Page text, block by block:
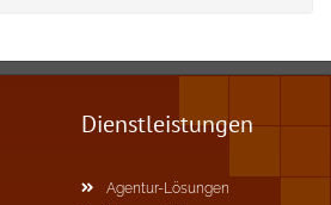
Dienstleistungen
Agentur-Lösungen